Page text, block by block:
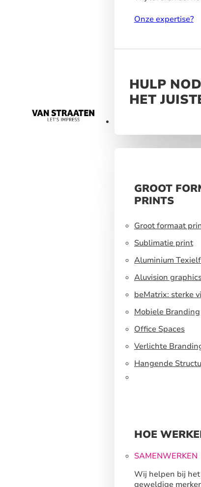
stap van ons
Onze expertise?
HULP
HET
GROOT
PRINTS
Groot formaat
Sublimatie print
Aluminium
Aluvision
beMatrix: sterke
een flexibel
standbouwsysteem
Mobiele Branding
Office Spaces
Verlichte
Hangende
HOE
SAMENWERKEN
Wij helpen bij het
geweldige